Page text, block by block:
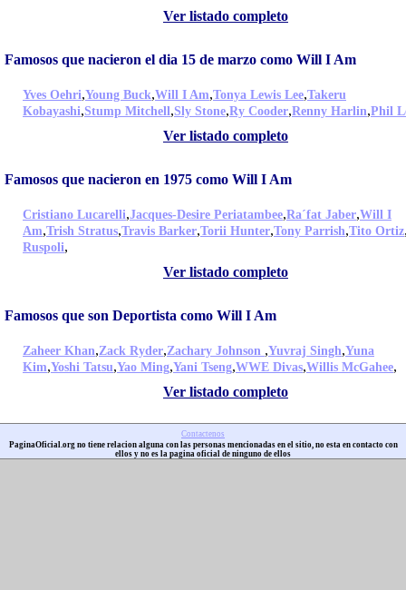
Ver listado completo
Famosos que nacieron el dia 15 de marzo como Will I Am
Yves Oehri,Young Buck,Will I Am,Tonya Lewis Lee,Takeru
Kobayashi,Stump Mitchell,Sly Stone,Ry Cooder,Renny Harlin,Phil
Ver listado completo
Famosos que nacieron en 1975 como Will I Am
Cristiano Lucarelli,Jacques-Desire Periatambee,Ra´fat Jaber,Will I
Am,Trish Stratus,Travis Barker,Torii Hunter,Tony Parrish,Tito Ortiz
Ruspoli,
Ver listado completo
Famosos que son Deportista como Will I Am
Zaheer Khan,Zack Ryder,Zachary Johnson ,Yuvraj Singh,Yuna
Kim,Yoshi Tatsu,Yao Ming,Yani Tseng,WWE Divas,Willis McGahee,
Ver listado completo
Contactenos
PaginaOficial.org no tiene relacion alguna con las personas mencionadas en el sitio, no esta en contacto con
ellos y no es la pagina oficial de ninguno de ellos